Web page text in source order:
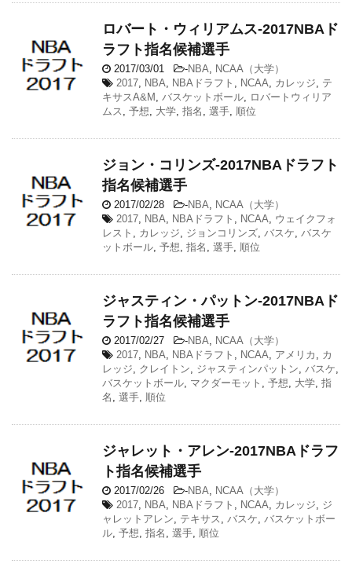
ロバート・ウィリアムス-2017NBAド
ラフト指名候補選手
2017/03/01 -NBA, NCAA（大学）
2017, NBA, NBAドラフト , NCAA, カレッジ, テ
キサスA&M , バスケットボール, ロバートウィリア
ムス , 予想, 大学, 指名 , 選手, 順位
ジョン・コリンズ-2017NBAドラフト
指名候補選手
2017/02/28 -NBA, NCAA（大学）
2017, NBA, NBAドラフト , NCAA, ウェイクフォ
レスト , カレッジ, ジョンコリンズ, バスケ, バスケ
ットボール, 予想, 指名 , 選手, 順位
ジャスティン・パットン-2017NBAド
ラフト指名候補選手
2017/02/27 -NBA, NCAA（大学）
2017, NBA, NBAドラフト , NCAA, アメリカ , カ
レッジ, クレイトン, ジャスティンパットン, バスケ,
バスケットボール, マクダーモット , 予想, 大学, 指
名 , 選手, 順位
ジャレット・アレン-2017NBAドラフ
ト指名候補選手
2017/02/26 -NBA, NCAA（大学）
2017, NBA, NBAドラフト , NCAA, カレッジ, ジ
ャレットアレン, テキサス , バスケ, バスケットボー
ル, 予想, 指名 , 選手, 順位